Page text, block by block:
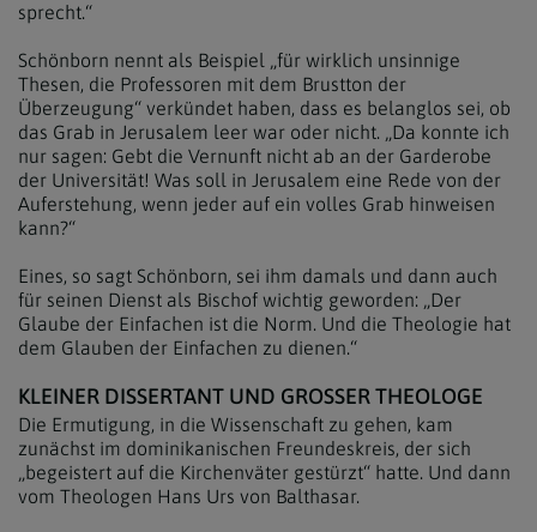
sprecht.“
Schönborn nennt als Beispiel „für wirklich unsinnige
Thesen, die Professoren mit dem Brustton der
Überzeugung“ verkündet haben, dass es belanglos sei, ob
das Grab in Jerusalem leer war oder nicht. „Da konnte ich
nur sagen: Gebt die Vernunft nicht ab an der Garderobe
der Universität! Was soll in Jerusalem eine Rede von der
Auferstehung, wenn jeder auf ein volles Grab hinweisen
kann?“
Eines, so sagt Schönborn, sei ihm damals und dann auch
für seinen Dienst als Bischof wichtig geworden: „Der
Glaube der Einfachen ist die Norm. Und die Theologie hat
dem Glauben der Einfachen zu dienen.“
KLEINER DISSERTANT UND GROSSER THEOLOGE
Die Ermutigung, in die Wissenschaft zu gehen, kam
zunächst im dominikanischen Freundeskreis, der sich
„begeistert auf die Kirchenväter gestürzt“ hatte. Und dann
vom Theologen Hans Urs von Balthasar.